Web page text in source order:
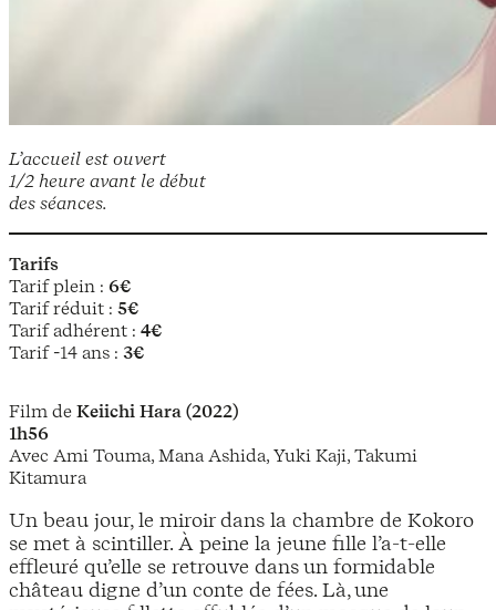
L’accueil est ouvert
1/2 heure avant le début
des séances.
Tarifs
Tarif plein : 6€
Tarif réduit : 5€
Tarif adhérent : 4€
Tarif -14 ans : 3€
Film de Keiichi Hara (2022)
1h56
Avec Ami Touma, Mana Ashida, Yuki Kaji, Takumi
Kitamura
Un beau jour, le miroir dans la chambre de Kokoro
se met à scintiller. À peine la jeune fille l’a-t-elle
effleuré qu’elle se retrouve dans un formidable
château digne d’un conte de fées. Là, une